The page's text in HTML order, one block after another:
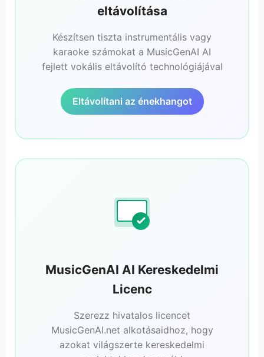
eltávolítása
Készítsen tiszta instrumentális vagy
karaoke számokat a MusicGenAI AI
fejlett vokális eltávolító technológiájával
Eltávolítani az énekhangot
MusicGenAI AI Kereskedelmi
Licenc
Szerezz hivatalos licencet
MusicGenAI.net alkotásaidhoz, hogy
azokat világszerte kereskedelmi